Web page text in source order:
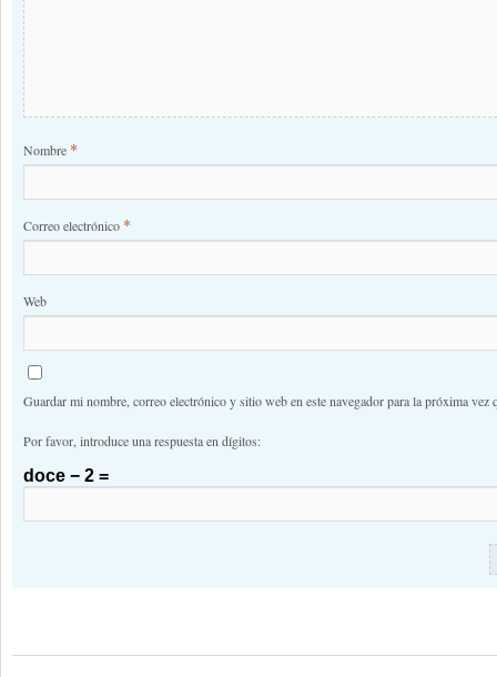
Nombre *
Correo electrónico *
Web
Guardar mi nombre, correo electrónico y sitio web en este navegador para la próxima vez
Por favor, introduce una respuesta en dígitos:
doce − 2 =